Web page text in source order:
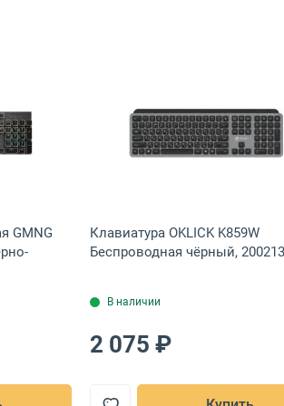
Беспроводная белый, MT-K210MW-B-RU
товар: Клавиатура механическая GMNG
GMNG
Открыть
Клавиатура OKLICK K859W
Беспроводная чёрный,
В наличии
2 075 ₽